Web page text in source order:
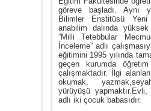
göreve başladı. Aynı
Bilimler Enstitüsü
anabilim dalında
”Milli Tetebbular
İnceleme” adlı
eğitimini 1995 yılında
geçen kurumda
çalışmaktadır. İlgi
okumak,
yürüyüşü
adlı iki çocuk babasıdır.